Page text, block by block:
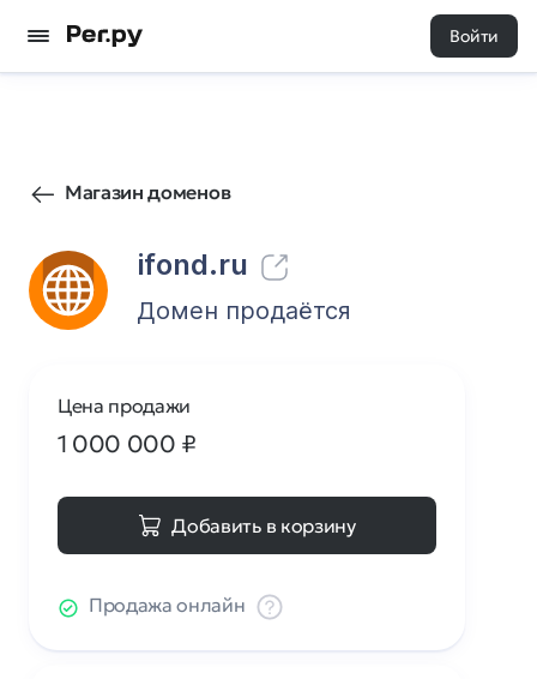
Войти
Магазин доменов
ifond.ru
50 0
Домен продаётся
Цена продажи
1 000 000 ₽
Добавить в корзину
Продажа онлайн